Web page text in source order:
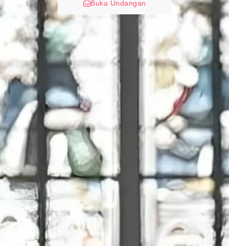
Buka Undangan